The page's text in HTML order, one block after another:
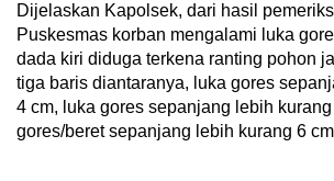
Dijelaskan Kapolsek, dari hasil
Puskesmas korban mengalami luka
dada kiri diduga terkena ranting pohon
tiga baris diantaranya, luka gores
4 cm, luka gores sepanjang lebih
gores/beret sepanjang lebih kurang 6